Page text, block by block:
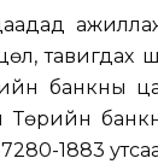
тавигдах
банкны
Төрийн
1883